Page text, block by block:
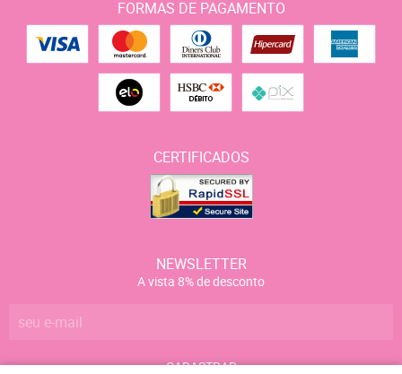
FORMAS DE PAGAMENTO
CERTIFICADOS
NEWSLETTER
A vista 8% de desconto
CADASTRAR